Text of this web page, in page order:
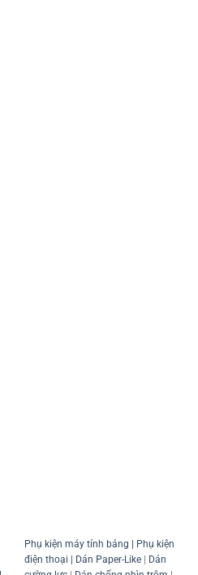
Phụ kiện máy tính bảng
Phụ kiện
điện thoại | Dán Paper-Like|
Dán